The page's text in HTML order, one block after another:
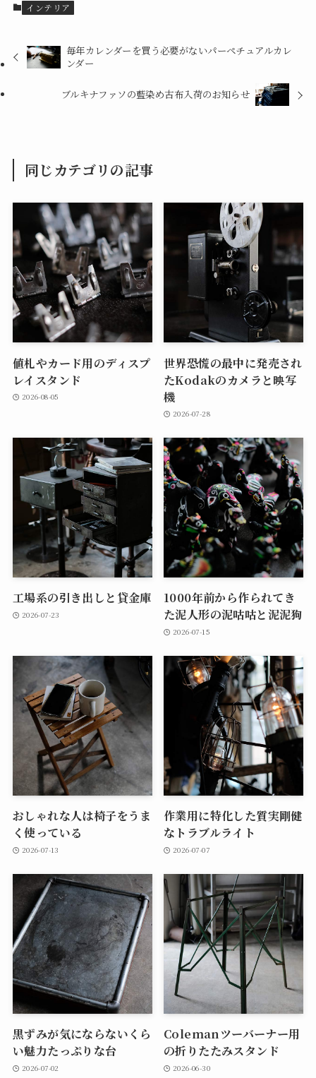
インテリア
毎年カレンダーを買う必要がないパーペチュアルカレ
ンダー
ブルキナファソの藍染め古布入荷のお知らせ
同じカテゴリの記事
値札やカード用のディスプ
レイスタンド
2026-08-05
世界恐慌の最中に発売され
たKodakのカメラと映写
機
2026-07-28
工場系の引き出しと貸金庫
2026-07-23
1000年前から作られてき
た泥人形の泥咕咕と泥泥狗
2026-07-15
おしゃれな人は椅子をうま
く使っている
2026-07-13
作業用に特化した質実剛健
なトラブルライト
2026-07-07
黒ずみが気にならないくら
い魅力たっぷりな台
2026-07-02
Colemanツーバーナー用
の折りたたみスタンド
2026-06-30